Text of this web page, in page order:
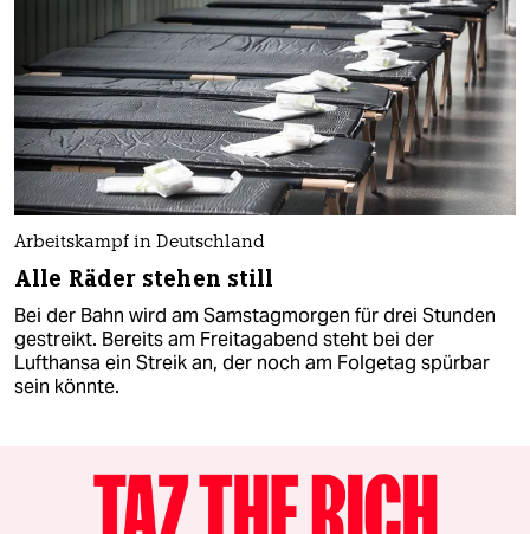
Arbeitskampf in Deutschland
Alle Räder stehen still
Bei der Bahn wird am Samstagmorgen für drei Stunden
gestreikt. Bereits am Freitagabend steht bei der
Lufthansa ein Streik an, der noch am Folgetag spürbar
sein könnte.